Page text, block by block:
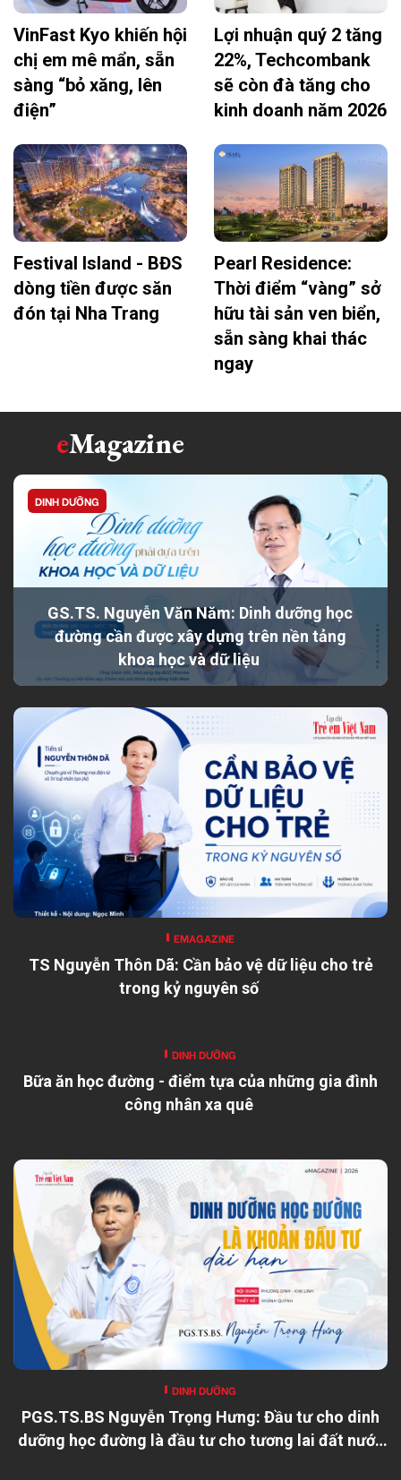
VinFast Kyo khiến hội
chị em mê mẩn, sẵn
sàng “bỏ xăng, lên
điện”
Lợi nhuận quý 2 tăng
22%, Techcombank
sẽ còn đà tăng cho
kinh doanh năm 2026
Festival Island - BĐS
dòng tiền được săn
đón tại Nha Trang
Pearl Residence:
Thời điểm “vàng” sở
hữu tài sản ven biển,
sẵn sàng khai thác
ngay
eMagazine
DINH DƯỠNG
GS.TS. Nguyễn Văn Năm: Dinh dưỡng học
đường cần được xây dựng trên nền tảng
khoa học và dữ liệu
EMAGAZINE
TS Nguyễn Thôn Dã: Cần bảo vệ dữ liệu cho trẻ
trong kỷ nguyên số
DINH DƯỠNG
Bữa ăn học đường - điểm tựa của những gia đình
công nhân xa quê
DINH DƯỠNG
PGS.TS.BS Nguyễn Trọng Hưng: Đầu tư cho dinh
dưỡng học đường là đầu tư cho tương lai đất nước